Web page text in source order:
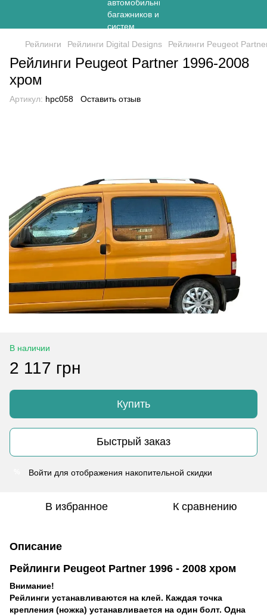
Рейлинги Рейлинги Digital Designs Рейлинги Peugeot
Рейлинги Peugeot Partner 1996-2008
хром
Артикул: hpc058 Оставить отзыв
В наличии
2 117 грн
Купить
Быстрый заказ
Войти для отображения накопительной скидки
В избранное К сравнению
Описание
Рейлинги Peugeot Partner 1996 - 2008 хром
Внимание!
Рейлинги устанавливаются на клей. Каждая точка
крепления (ножка) устанавливается на один болт. Одна